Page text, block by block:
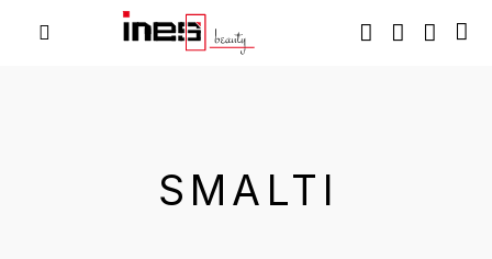
SMALTI